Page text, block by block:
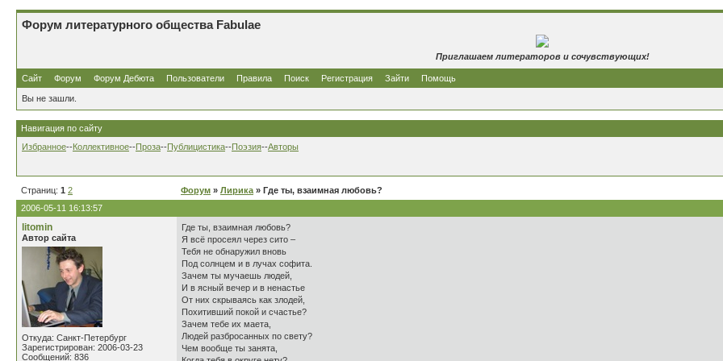
Форум литературного общества Fabulae
Приглашаем литераторов и сочувствующих!
Сайт Форум Форум Дебюта Пользователи Правила Поиск Регистрация Зайти Помощь
Вы не зашли.
Навигация по сайту
Избранное--Коллективное--Проза--Публицистика--Поэзия--Авторы
Страниц: 1 2 Форум » Лирика » Где ты, взаимная любовь?
2006-05-11 16:13:57
litomin
Автор сайта
Откуда: Санкт-Петербург
Зарегистрирован: 2006-03-23
Сообщений: 836
Где ты, взаимная любовь?
Я всё просеял через сито –
Тебя не обнаружил вновь
Под солнцем и в лучах софита.
Зачем ты мучаешь людей,
И в ясный вечер и в ненастье
От них скрываясь как злодей,
Похитивший покой и счастье?
Зачем тебе их маета,
Людей разбросанных по свету?
Чем вообще ты занята,